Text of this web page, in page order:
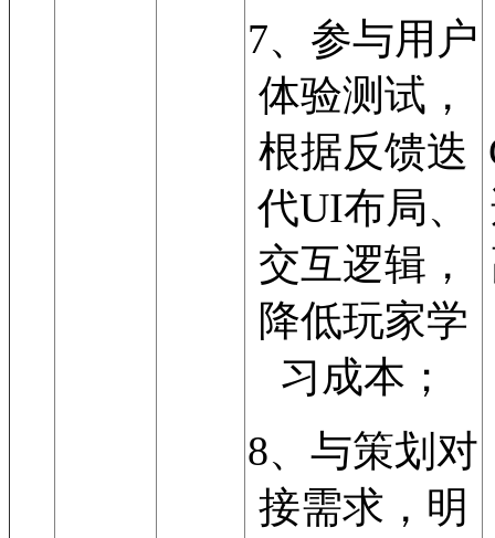
7、参与用户
体验测试，
根据反馈迭
代UI布局、
交互逻辑，
降低玩家学
习成本；
8、与策划对
接需求，明